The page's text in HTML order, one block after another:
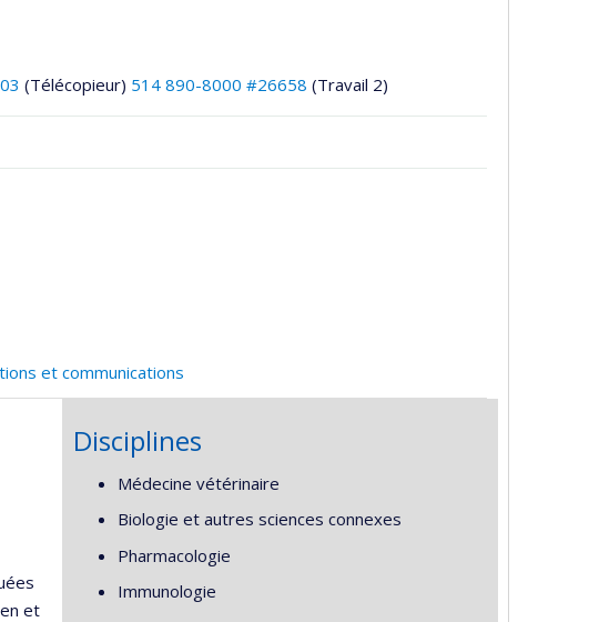
(Télécopieur) 514 890-8000 #26658 (Travail 2)
et communications
et
Disciplines
Médecine vétérinaire
Biologie et autres sciences connexes
Pharmacologie
Immunologie